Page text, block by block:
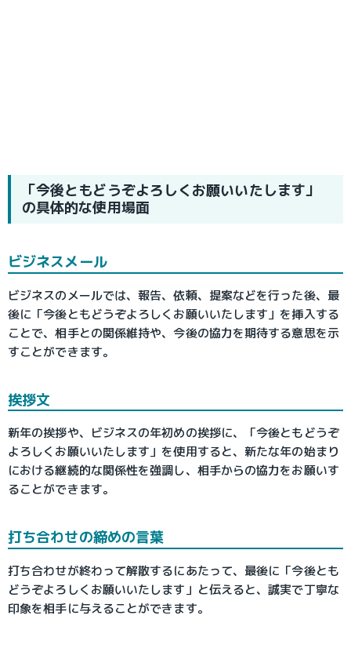
「今後ともどうぞよろしくお願いいたします」
の具体的な使用場面
ビジネスメール
ビジネスのメールでは、報告、依頼、提案などを行った後、最
後に「今後ともどうぞよろしくお願いいたします」を挿入する
ことで、相手との関係維持や、今後の協力を期待する意思を示
すことができます。
挨拶文
新年の挨拶や、ビジネスの年初めの挨拶に、「今後ともどうぞ
よろしくお願いいたします」を使用すると、新たな年の始まり
における継続的な関係性を強調し、相手からの協力をお願いす
ることができます。
打ち合わせの締めの言葉
打ち合わせが終わって解散するにあたって、最後に「今後とも
どうぞよろしくお願いいたします」と伝えると、誠実で丁寧な
印象を相手に与えることができます。